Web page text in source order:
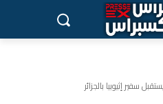
سفير إثيوبيا بالجزائر